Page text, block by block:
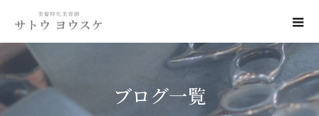
ブログ一覧